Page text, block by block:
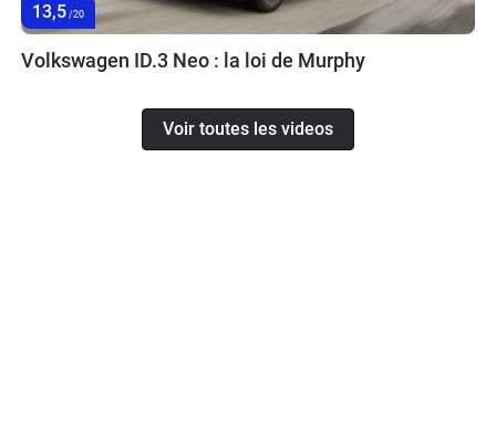
13,5 /20
Volkswagen ID.3 Neo : la loi de Murphy
Voir toutes les videos